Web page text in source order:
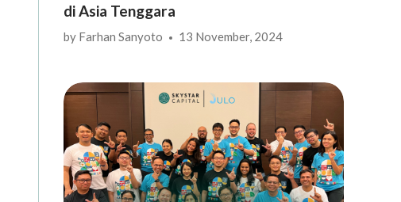
di Asia Tenggara
by Farhan Sanyoto 13 November, 2024